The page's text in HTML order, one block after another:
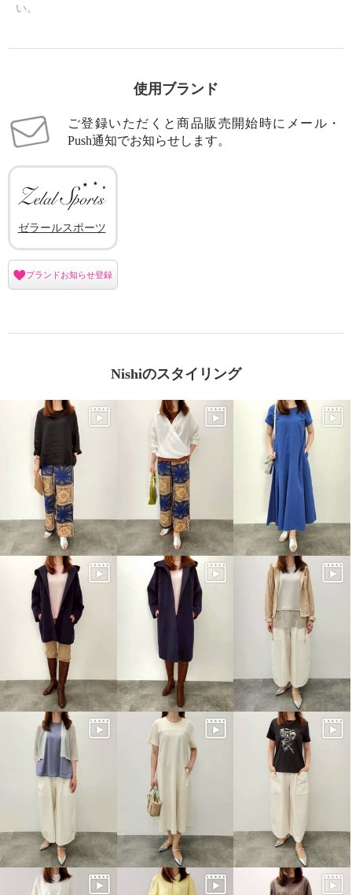
い。
使用ブランド
ご登録いただくと商品販売開始時にメール・
Push通知でお知らせします。
ゼラールスポーツ
ブランドお知らせ登録
Nishiのスタイリング